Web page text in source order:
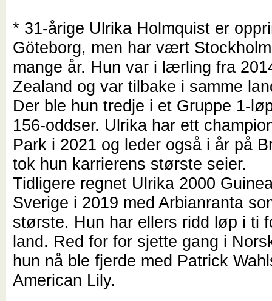
* 31-årige Ulrika Holmquist er
Göteborg, men har vært
mange år. Hun var i lærling fra
Zealand og var tilbake i samme
Der ble hun tredje i et Gruppe 1-
156-oddser. Ulrika har ett
Park i 2021 og leder også i år på
tok hun karrierens største seier.
Tidligere regnet Ulrika 2000
Sverige i 2019 med Arbianranta
største. Hun har ellers ridd løp i ti
land. Red for for sjette gang i
hun nå ble fjerde med Patrick
American Lily.